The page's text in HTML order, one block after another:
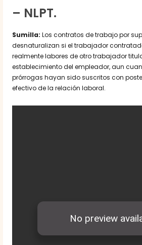
– NLPT.
Sumilla: Los contratos de trabajo por
desnaturalizan si el trabajador
realmente labores de otro trabajador
establecimiento del empleador, aun
prórrogas hayan sido suscritos con
efectivo de la relación laboral.